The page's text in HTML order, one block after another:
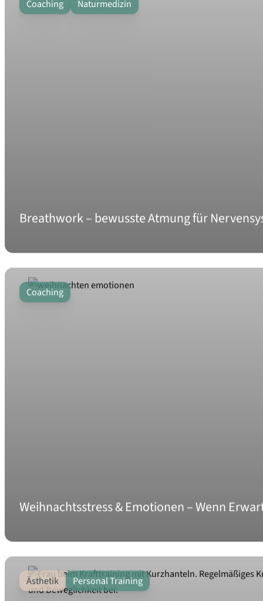
Coaching Naturmedizin
Breathwork – bewusste Atmung für
Coaching
Weihnachtsstress & Emotionen – Wenn
Ästhetik Personal Training